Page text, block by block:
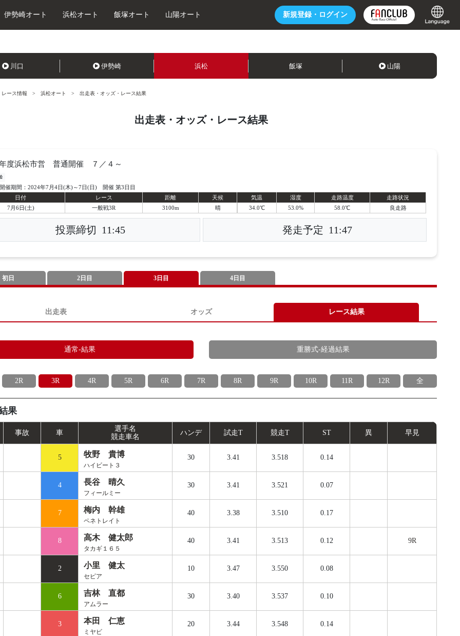
新規登録・ ログイン
伊勢崎オート 浜松オート 飯塚オート 山陽オート
川口 伊勢崎 浜松 飯塚 山陽
レース情報 浜松オート 出走表・オッズ・レース結果
出走表・オッズ・レース結果
度浜松市営 普通開催 ７／４～
開催期間：2024年7月4日(木)～7日(日) 開催 第3日目
日付
レース 距離
天候
7月6日(土)
一般戦3R 3100m 晴
気温 湿度 走路温度
走路状況
34.0℃
53.0% 58.0℃ 良走路
投票締切 11:45 発走予定 11:47
初日 2日目 3日目 4日目
出走表 オッズ レース結果
通常-結果 重勝式-経過結果
2R 3R 4R 5R 6R 7R 8R 9R 10R 11R 12R 全
果
事故 車
選手名
競走車名
ハンデ 試走T 競走T ST 異 早見
5 牧野 貴博
ハイビート３
30 3.41 3.518 0.14
4 長谷 晴久
フィールミー
30 3.41 3.521 0.07
7 梅内 幹雄
ペネトレイト
40 3.38 3.510 0.17
8 高木 健太郎
タカギ１６５
40 3.41 3.513 0.12 9R
2 小里 健太
セピア
10 3.47 3.550 0.08
6 吉林 直都
アムラー
30 3.40 3.537 0.10
3 本田 仁恵
ミヤビ
20 3.44 3.548 0.14